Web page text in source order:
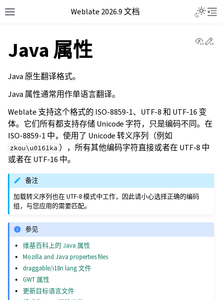
Weblate 2026.9 文档
Java 属性
Java 原生翻译格式。
Java 属性通常用作单语言翻译。
Weblate 支持这个格式的 ISO-8859-1、UTF-8 和 UTF-16 变
体。它们所有都支持存储 Unicode 字符，只是编码不同。在
ISO-8859-1 中，使用了 Unicode 转义序列（例如
zkou\u0161ka ），所有其他编码字符直接或者在 UTF-8 中
或者在 UTF-16 中。
备注
加载转义序列也在 UTF-8 模式中工作，因此请小心选择正确的编码
组，与您应用的需要匹配。
参见
维基百科上的 Java 属性
Mozilla and Java properties files
draggable/i18n lang 文件
GWT 属性
更新目标语言文件